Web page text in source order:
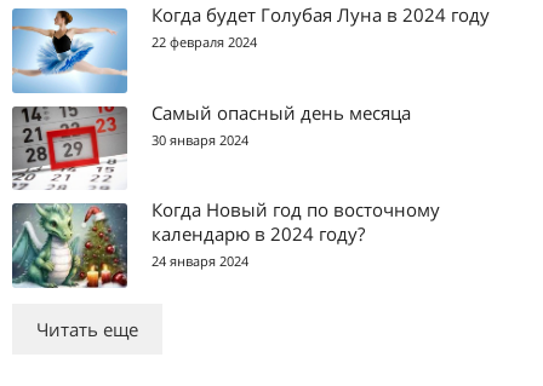
Когда будет Голубая Луна в 2024 году
22 февраля 2024
Самый опасный день месяца
30 января 2024
Когда Новый год по восточному
календарю в 2024 году?
24 января 2024
Читать еще